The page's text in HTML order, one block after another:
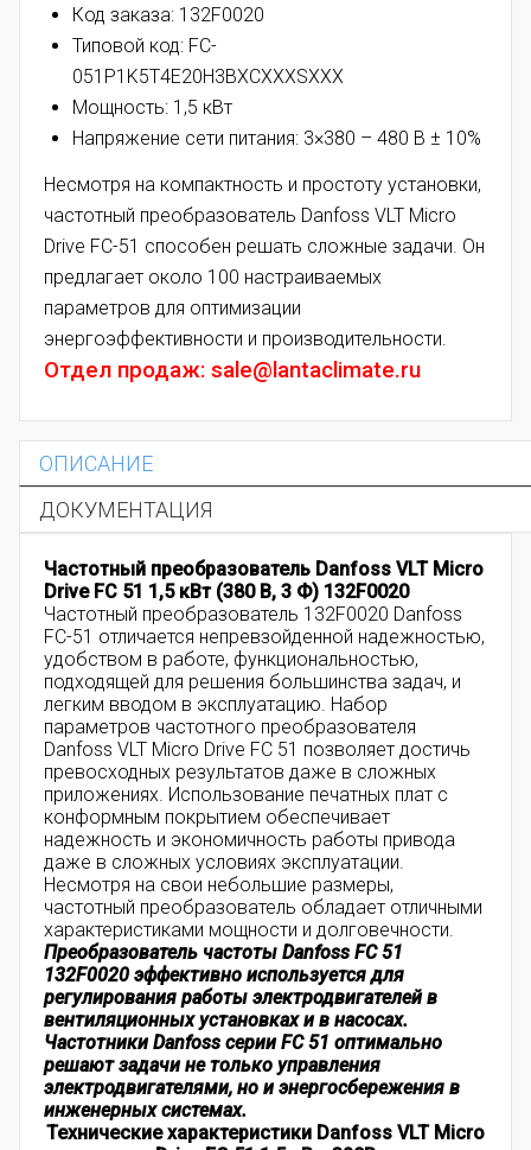
Код заказа: 132F0020
Типовой код: FC-
051P1K5T4E20H3BXCXXXSXXX
Мощность: 1,5 кВт
Напряжение сети питания: 3×380 – 480 В ± 10%
Несмотря на компактность и простоту установки,
частотный преобразователь Danfoss VLT Micro
Drive FC-51 способен решать сложные задачи. Он
предлагает около 100 настраиваемых
параметров для оптимизации
энергоэффективности и производительности.
Отдел продаж: sale@lantaclimate.ru
ОПИСАНИЕ
ДОКУМЕНТАЦИЯ
Частотный преобразователь Danfoss VLT Micro
Drive FC 51 1,5 кВт (380 В, 3 Ф) 132F0020
Частотный преобразователь 132F0020 Danfoss
FC-51 отличается непревзойденной надежностью,
удобством в работе, функциональностью,
подходящей для решения большинства задач, и
легким вводом в эксплуатацию. Набор
параметров частотного преобразователя
Danfoss VLT Micro Drive FC 51 позволяет достичь
превосходных результатов даже в сложных
приложениях. Использование печатных плат с
конформным покрытием обеспечивает
надежность и экономичность работы привода
даже в сложных условиях эксплуатации.
Несмотря на свои небольшие размеры,
частотный преобразователь обладает отличными
характеристиками мощности и долговечности.
Преобразователь частоты Danfoss FC 51
132F0020 эффективно используется для
регулирования работы электродвигателей в
вентиляционных установках и в насосах.
Частотники Danfoss серии FC 51 оптимально
решают задачи не только управления
электродвигателями, но и энергосбережения в
инженерных системах.
Технические характеристики Danfoss VLT Micro